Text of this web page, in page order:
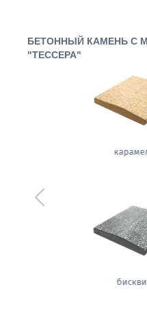
БЕТОННЫЙ КАМЕНЬ С
"ТЕССЕРА"
Предыдущий